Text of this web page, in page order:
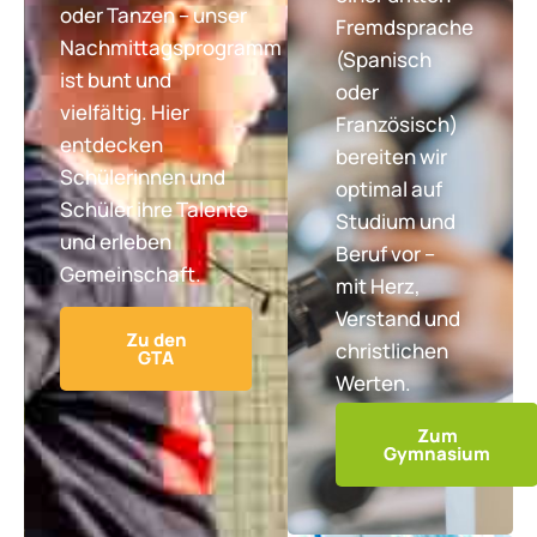
oder Tanzen – unser
Nachmittagsprogramm
ist bunt und
vielfältig. Hier
entdecken
Schülerinnen und
Schüler ihre Talente
und erleben
Gemeinschaft.
Zu den
GTA
Fremdsprache
(Spanisch
oder
Französisch)
bereiten wir
optimal auf
Studium und
Beruf vor –
mit Herz,
Verstand und
christlichen
Werten.
Zum
Gymnasium